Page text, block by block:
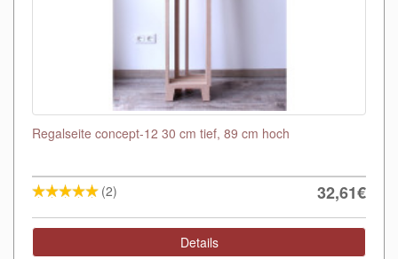
Regalseite concept-12 30 cm tief, 89 cm hoch
(2) 32,61€
Details